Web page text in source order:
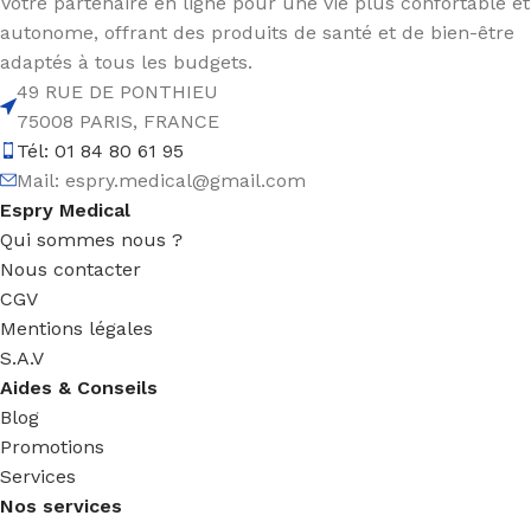
autonome, offrant des produits de santé et de bien-être
adaptés à tous les budgets.
49 RUE DE PONTHIEU
75008 PARIS, FRANCE
Tél: 01 84 80 61 95
Mail: espry.medical@gmail.com
Espry Medical
Qui sommes nous ?
Nous contacter
CGV
Mentions légales
S.A.V
Aides & Conseils
Blog
Promotions
Services
Nos services